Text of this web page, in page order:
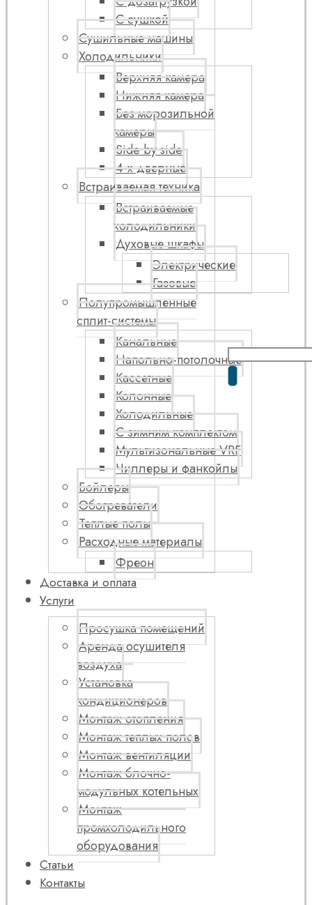
С сушкой
Сушильные машины
Холодильники
Верхняя камера
Нижняя камера
Без морозильной
камеры
Side by side
4-х дверные
Встраиваемая техника
Встраиваемые
холодильники
Духовые шкафы
Электрические
Газовые
Полупромышленные
сплит-системы
Канальные
Напольно-потолочные
Кассетные
Колонные
Холодильные
С зимним комплектом
Мультизональные VRF
Чиллеры и фанкойлы
Бойлеры
Обогреватели
Теплые полы
Расходные материалы
Фреон
Доставка и оплата
Услуги
Просушка помещений
Аренда осушителя
воздуха
Установка
кондиционеров
Монтаж отопления
Монтаж теплых полов
Монтаж вентиляции
Монтаж блочно-
модульных котельных
Монтаж
промхолодильного
оборудования
Статьи
Контакты